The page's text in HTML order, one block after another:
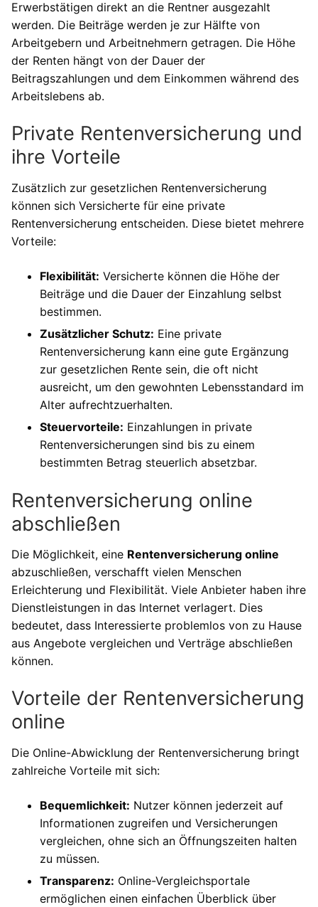
Erwerbstätigen direkt an die Rentner ausgezahlt
werden. Die Beiträge werden je zur Hälfte von
Arbeitgebern und Arbeitnehmern getragen. Die Höhe
der Renten hängt von der Dauer der
Beitragszahlungen und dem Einkommen während des
Arbeitslebens ab.
Private Rentenversicherung und
ihre Vorteile
Zusätzlich zur gesetzlichen Rentenversicherung
können sich Versicherte für eine private
Rentenversicherung entscheiden. Diese bietet mehrere
Vorteile:
Flexibilität: Versicherte können die Höhe der
Beiträge und die Dauer der Einzahlung selbst
bestimmen.
Zusätzlicher Schutz: Eine private
Rentenversicherung kann eine gute Ergänzung
zur gesetzlichen Rente sein, die oft nicht
ausreicht, um den gewohnten Lebensstandard im
Alter aufrechtzuerhalten.
Steuervorteile: Einzahlungen in private
Rentenversicherungen sind bis zu einem
bestimmten Betrag steuerlich absetzbar.
Rentenversicherung online
abschließen
Die Möglichkeit, eine Rentenversicherung online
abzuschließen, verschafft vielen Menschen
Erleichterung und Flexibilität. Viele Anbieter haben ihre
Dienstleistungen in das Internet verlagert. Dies
bedeutet, dass Interessierte problemlos von zu Hause
aus Angebote vergleichen und Verträge abschließen
können.
Vorteile der Rentenversicherung
online
Die Online-Abwicklung der Rentenversicherung bringt
zahlreiche Vorteile mit sich:
Bequemlichkeit: Nutzer können jederzeit auf
Informationen zugreifen und Versicherungen
vergleichen, ohne sich an Öffnungszeiten halten
zu müssen.
Transparenz: Online-Vergleichsportale
ermöglichen einen einfachen Überblick über